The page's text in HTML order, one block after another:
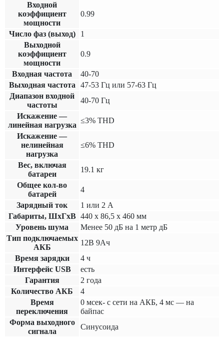
Входной
коэффициент
мощности
0.99
Число фаз (выход)
1
Выходной
коэффициент
мощности
0.9
Входная частота
40-70
Выходная частота
47-53 Гц или 57-63 Гц
Диапазон входной
частоты
40-70 Гц
Искажение —
линейная нагрузка
≤3% THD
Искажение —
нелинейная
нагрузка
≤6% THD
Вес, включая
батареи
19.1 кг
Общее кол-во
батарей
4
Зарядный ток
1 или 2 А
Габариты, ШхГхВ 440 х 86,5 х 460 мм
Уровень шума
Менее 50 дБ на 1 метр дБ
Тип подключаемых
АКБ
12В 9Ач
Время зарядки
4 ч
Интерфейс USB
есть
Гарантия
2 года
Количество АКБ
4
Время
переключения
0 мсек- с сети на АКБ, 4 мс — на
байпас
Форма выходного
сигнала
Синусоида